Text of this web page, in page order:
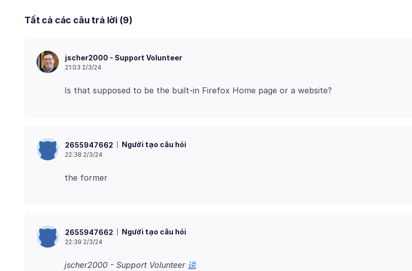
Tất cả các câu trả lời (9)
jscher2000 - Support Volunteer
21:03 2/3/24
2655947662 Người tạo câu hỏi
22:38 2/3/24
2655947662 Người tạo câu hỏi
22:39 2/3/24
jscher2000 - Support Volunteer 说